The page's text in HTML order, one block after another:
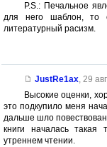
P.S.: Печальное
для него шаблон, то
литературный расизм.
JustRe1ax, 29
Высокие оценки,
это подкупило меня
дальше шло
книги началась
утреннем чтении.